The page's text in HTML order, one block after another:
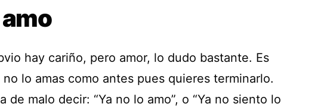
hay cariño, pero amor, lo dudo bastante. Es
lo amas como antes pues quieres terminarlo.
de malo decir: “Ya no lo amo”, o “Ya no siento lo